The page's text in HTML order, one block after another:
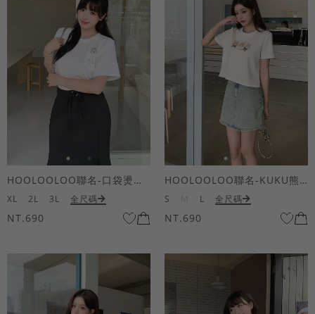
HOOLOOLOO聯名-口袋燙金KUKU熊短袖上衣
XL 2L 3L 全尺碼
NT.690
HOOLOOLOO聯名-KUKU熊蝴蝶結短袖上衣
S L 全尺碼
NT.690